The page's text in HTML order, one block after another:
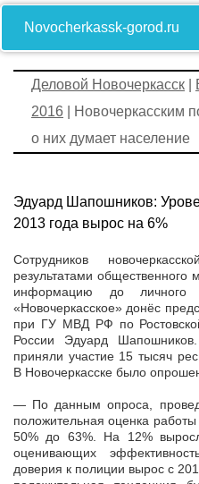
Novocherkassk-gorod.ru
Деловой Новочеркасск
2016 | Новочеркасским
о них думает население
Эдуард Шапошников:
2013 года вырос на 6%
Сотрудников
результатами общественного
информацию до
«Новочеркасское» донёс
при ГУ МВД РФ по
России Эдуард
приняли участие 15 тысяч
В Новочеркасске было
— По данным опроса,
положительная оценка
50% до 63%. На 12%
оценивающих
доверия к полиции вырос с